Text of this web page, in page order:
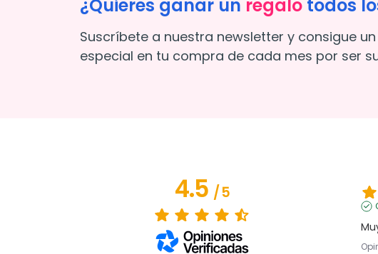
¿Quieres ganar un regalo todos
Suscríbete a nuestra newsletter y consigue
especial en tu compra de cada mes por ser
4.5/5